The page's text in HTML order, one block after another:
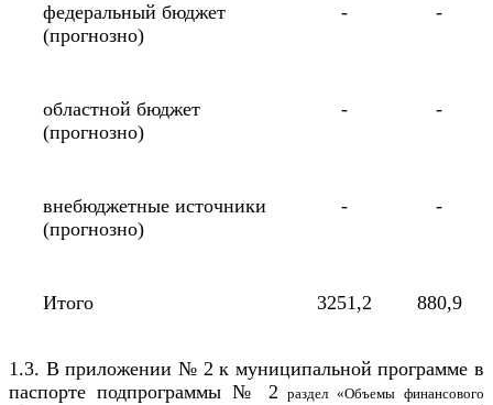
федеральный бюджет
(прогнозно)
- -
областной бюджет
(прогнозно)
- -
внебюджетные источники
(прогнозно)
- -
Итого 3251,2 880,9
1.3. В приложении № 2 к муниципальной программе в
паспорте подпрограммы № 2 раздел «Объемы финансового